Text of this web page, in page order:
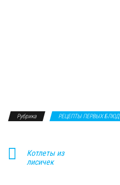
Рубрика РЕЦЕПТЫ ПЕРВЫХ БЛЮД
Котлеты из
лисичек